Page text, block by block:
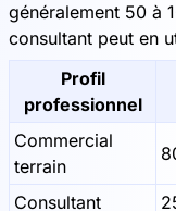
généralement 50 à
consultant peut en
Profil
professionnel
Commercial
terrain
Consultant